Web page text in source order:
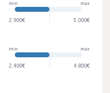
min max
2.900€ 5.000€
min max
2.400€ 4.800€